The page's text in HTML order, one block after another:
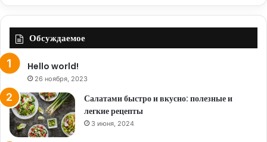
Обсуждаемое
Hello world!
26 ноября, 2023
Салатами быстро и вкусно: полезные и
легкие рецепты
3 июня, 2024